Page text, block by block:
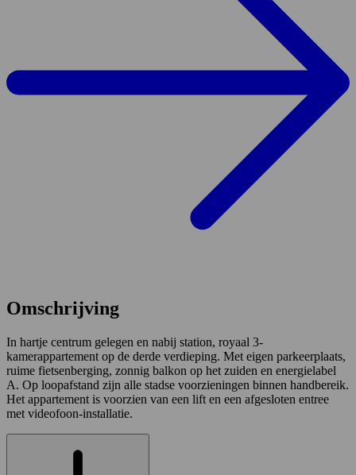
Omschrijving
In hartje centrum gelegen en nabij station, royaal 3-
kamerappartement op de derde verdieping. Met eigen parkeerplaats,
ruime fietsenberging, zonnig balkon op het zuiden en energielabel
A. Op loopafstand zijn alle stadse voorzieningen binnen handbereik.
Het appartement is voorzien van een lift en een afgesloten entree
met videofoon-installatie.